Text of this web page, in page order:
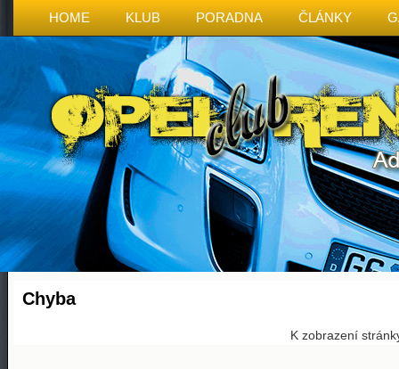
HOME KLUB PORADNA ČLÁNKY
Chyba
K zobrazení